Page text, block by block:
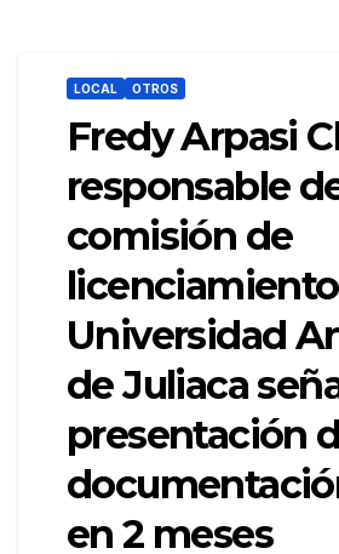
LOCAL OTROS
Fredy Arpasi
responsable
comisión de
Universidad
de Juliaca
presentación
en 2 meses